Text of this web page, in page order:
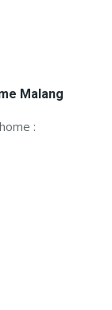
Malang
: